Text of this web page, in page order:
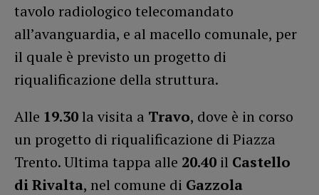
tavolo radiologico telecomandato
all’avanguardia, e al macello comunale, per
il quale è previsto un progetto di
riqualificazione della struttura.
Alle 19.30la visita a Travo, dove è in corso
un progetto di riqualificazione di Piazza
Trento. Ultima tappa alle 20.40 il Castello
di Rivalta, nel comune di Gazzola